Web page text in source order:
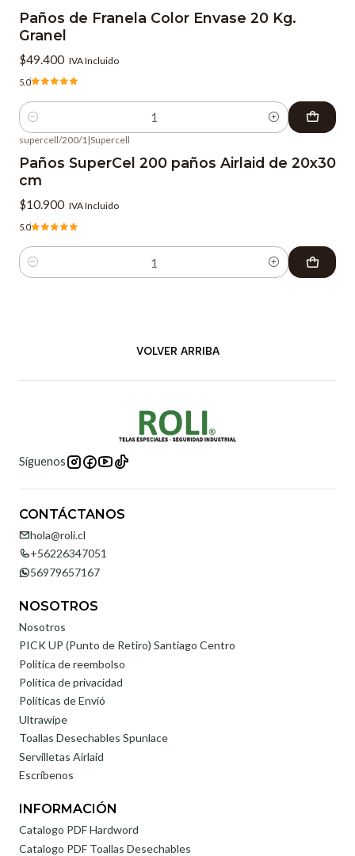
Paños de Franela Color Envase 20 Kg.
Granel
$49.400 IVA Incluido
5.0
Cantidad
supercell/200/1 |Supercell
Paños SuperCel 200 paños Airlaid de 20x30
cm
$10.900 IVA Incluido
5.0
Cantidad
VOLVER ARRIBA
Síguenos
CONTÁCTANOS
hola@roli.cl
+56226347051
56979657167
NOSOTROS
Nosotros
PICK UP (Punto de Retiro) Santiago Centro
Politica de reembolso
Política de privacidad
Políticas de Envió
Ultrawipe
Toallas Desechables Spunlace
Servilletas Airlaid
Escríbenos
INFORMACIÓN
Catalogo PDF Hardword
Catalogo PDF Toallas Desechables